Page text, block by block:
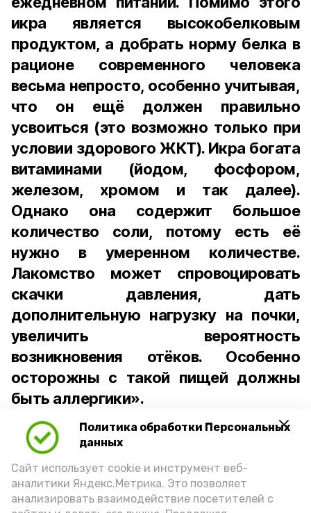
Политика обработки Персональных
данных
Сайт использует cookie и инструмент веб-
аналитики Яндекс.Метрика. Это позволяет
анализировать взаимодействие посетителей с
икра является высокобелковым
продуктом, а добрать норму белка в
рационе современного человека
весьма непросто, особенно учитывая,
что он ещё должен правильно
усвоиться (это возможно только при
условии здорового ЖКТ). Икра богата
витаминами (йодом, фосфором,
железом, хромом и так далее).
Однако она содержит большое
количество соли, потому есть её
нужно в умеренном количестве.
Лакомство может спровоцировать
скачки давления, дать
дополнительную нагрузку на почки,
увеличить вероятность
возникновения отёков. Особенно
осторожны с такой пищей должны
быть аллергики».
Для взрослого человека безопасной
порцией икры считается 30-50 граммов
(2-3 ложки). При этом следует обратить
внимание на хлеб, с которым она
подаётся: лучше выбирать